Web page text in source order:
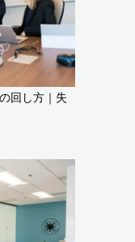
回し方｜失